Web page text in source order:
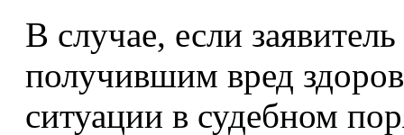
В случае, если
получившим вред
ситуации в судебном